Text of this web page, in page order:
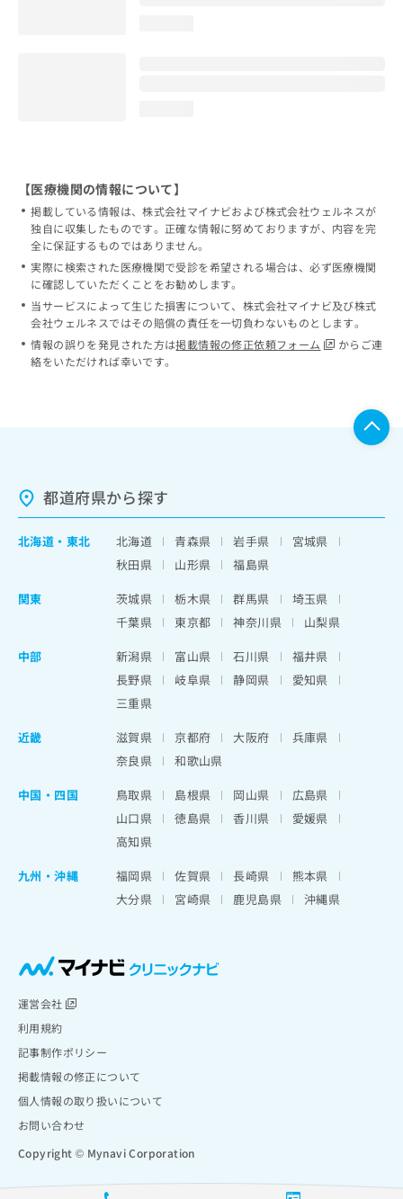
【医療機関の情報について】
掲載している情報は、株式会社マイナビおよび株式会社ウェルネスが
独自に収集したものです。正確な情報に努めておりますが、内容を完
全に保証するものではありません。
実際に検索された医療機関で受診を希望される場合は、必ず医療機関
に確認していただくことをお勧めします。
当サービスによって生じた損害について、株式会社マイナビ及び株式
会社ウェルネスではその賠償の責任を一切負わないものとします。
情報の誤りを発見された方は掲載情報の修正依頼フォーム
からご連
絡をいただければ幸いです。
都道府県から探す
北海道 ・ 東北 北海道 青森県 岩手県
宮城県
秋田県
山形県
福島県
関東
茨城県 栃木県 群馬県
埼玉県
千葉県
東京都 神奈川県
山梨県
中部
新潟県 富山県 石川県
福井県
長野県
岐阜県 静岡県
愛知県
三重県
近畿
滋賀県 京都府 大阪府
兵庫県
奈良県
和歌山県
中国・四国
鳥取県 島根県 岡山県
広島県
山口県
徳島県 香川県
愛媛県
高知県
九州・沖縄
福岡県 佐賀県 長崎県
熊本県
大分県
宮崎県 鹿児島県 沖縄県
運営会社
利用規約
記事制作ポリシー
掲載情報の修正について
個人情報の取り扱いについて
お問い合わせ
Copyright © Mynavi Corporation